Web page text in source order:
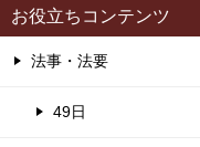
お役立ちコンテンツ
法事・法要
49日